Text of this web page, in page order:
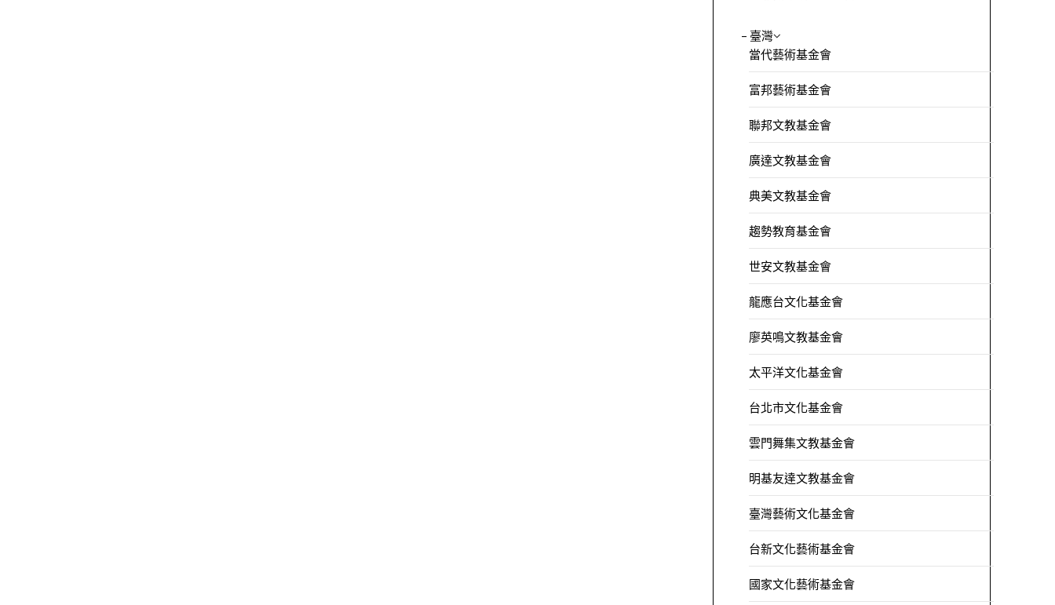
– 臺灣
當代藝術基金會
富邦藝術基金會
聯邦文教基金會
廣達文教基金會
典美文教基金會
趨勢教育基金會
世安文教基金會
龍應台文化基金會
廖英鳴文教基金會
太平洋文化基金會
台北市文化基金會
雲門舞集文教基金會
明基友達文教基金會
臺灣藝術文化基金會
台新文化藝術基金會
國家文化藝術基金會